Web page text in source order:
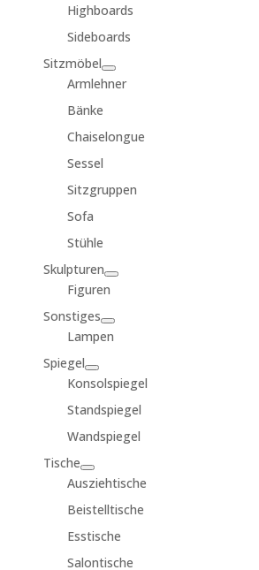
Highboards
Sideboards
Sitzmöbel
Armlehner
Bänke
Chaiselongue
Sessel
Sitzgruppen
Sofa
Stühle
Skulpturen
Figuren
Sonstiges
Lampen
Spiegel
Konsolspiegel
Standspiegel
Wandspiegel
Tische
Ausziehtische
Beistelltische
Esstische
Salontische